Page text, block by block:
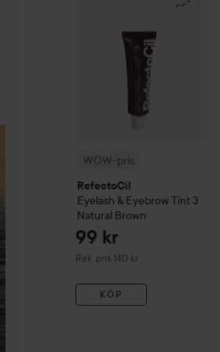
WOW-pris
RefectoCil
Eyelash & Eyebrow Tint 3
Natural Brown
99 kr
Rek. pris 140 kr
Rekommenderat pris 140 kr
KÖP